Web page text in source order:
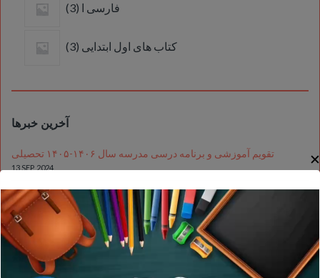
فارسی ا 3
products
کتاب های اول ابتدایی 3
products
آخرین خبرها
تقویم آموزشی و برنامه درسی مدرسه سال ۱۴۰۶-۱۴۰۵ تحصیلی
13 SEP, 2024
جشن نوروز مدرسه وندا
5 MAR, 2024
مراسم شب یلدا
20 NOV, 2023
✕